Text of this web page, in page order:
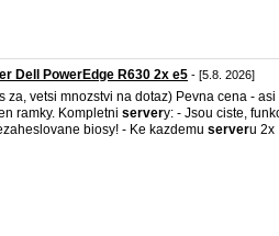
Dell PowerEdge R630 2x e5 - [5.8. 2026]
za, vetsi mnozstvi na dotaz) Pevna cena - asi
ramky. Kompletni servery: - Jsou ciste,
biosy! - Ke kazdemu serveru 2x